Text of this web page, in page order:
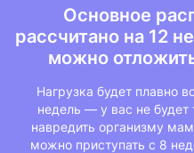
Основное
рассчитано на 12
можно
Нагрузка будет плавно
недель — у вас не будет
навредить организму
можно приступать с 8